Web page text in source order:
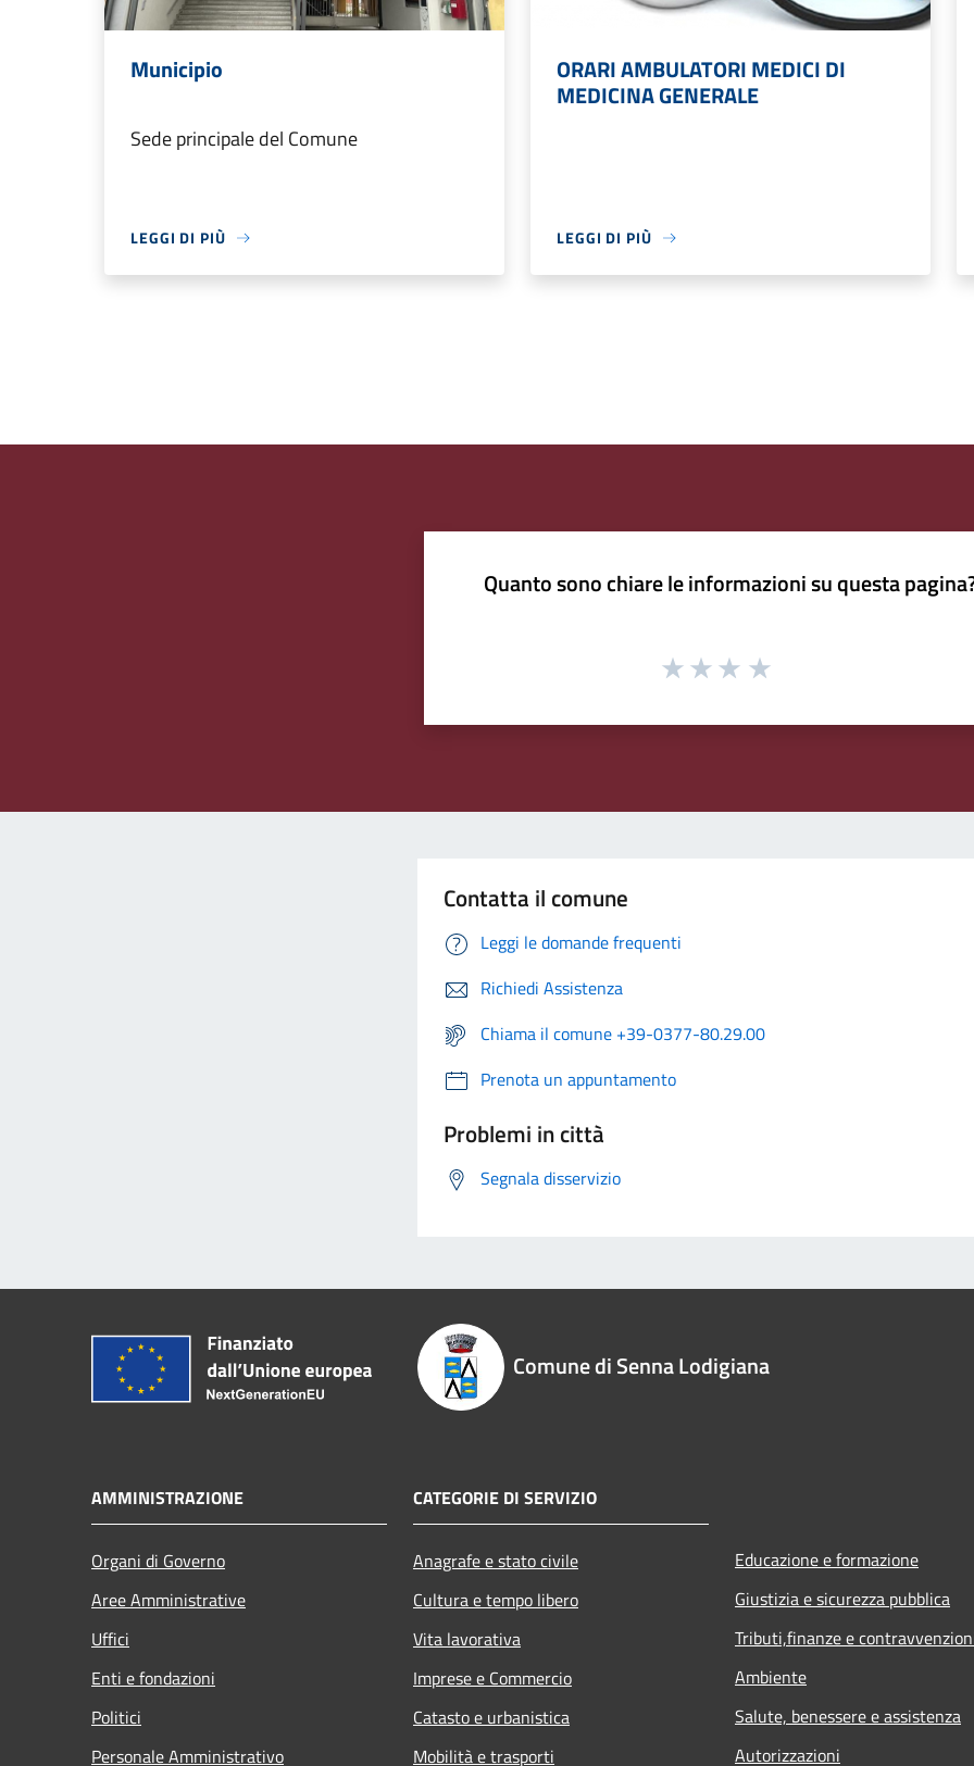
Municipio
Sede principale del Comune
LEGGI DI PIÙ
ORARI AMBULATORI MEDICI DI
MEDICINA GENERALE
LEGGI DI PIÙ
Quanto sono chiare le informazioni su questa
Contatta il comune
Leggi le domande frequenti
Richiedi Assistenza
Chiama il comune +39-0377-80.29.00
Prenota un appuntamento
Problemi in città
Segnala disservizio
Comune di Senna Lodigiana
AMMINISTRAZIONE
Organi di Governo
Aree Amministrative
Uffici
Enti e fondazioni
Politici
Personale Amministrativo
CATEGORIE DI SERVIZIO
Anagrafe e stato civile
Cultura e tempo libero
Vita lavorativa
Imprese e Commercio
Catasto e urbanistica
Mobilità e trasporti
Educazione e formazione
Giustizia e sicurezza pubblica
Tributi,finanze e
Ambiente
Salute, benessere e assistenza
Autorizzazioni